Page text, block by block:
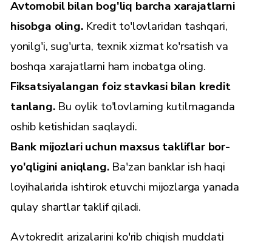
Avtomobil bilan bog'liq barcha xarajatlarni
hisobga oling. Kredit to'lovlaridan tashqari,
yonilg'i, sug'urta, texnik xizmat ko'rsatish va
boshqa xarajatlarni ham inobatga oling.
Fiksatsiyalangan foiz stavkasi bilan kredit
tanlang. Bu oylik to'lovlarning kutilmaganda
oshib ketishidan saqlaydi.
Bank mijozlari uchun maxsus takliflar bor-
yo'qligini aniqlang.Ba'zan banklar ish haqi
loyihalarida ishtirok etuvchi mijozlarga yanada
qulay shartlar taklif qiladi.
Avtokredit arizalarini ko'rib chiqish muddati